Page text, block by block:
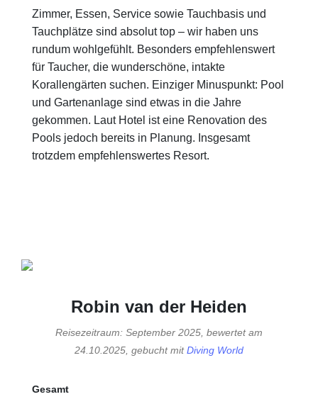
Zimmer, Essen, Service sowie Tauchbasis und
Tauchplätze sind absolut top – wir haben uns
rundum wohlgefühlt. Besonders empfehlenswert
für Taucher, die wunderschöne, intakte
Korallengärten suchen. Einziger Minuspunkt: Pool
und Gartenanlage sind etwas in die Jahre
gekommen. Laut Hotel ist eine Renovation des
Pools jedoch bereits in Planung. Insgesamt
trotzdem empfehlenswertes Resort.
Robin van der Heiden
Reisezeitraum: September 2025, bewertet am
24.10.2025, gebucht mitDiving World
Gesamt